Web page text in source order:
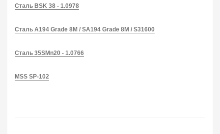
Сталь BSK 38 - 1.0978
Сталь A194 Grade 8M / SA194 Grade 8M / S31600
Сталь 35SMn20 - 1.0766
MSS SP-102